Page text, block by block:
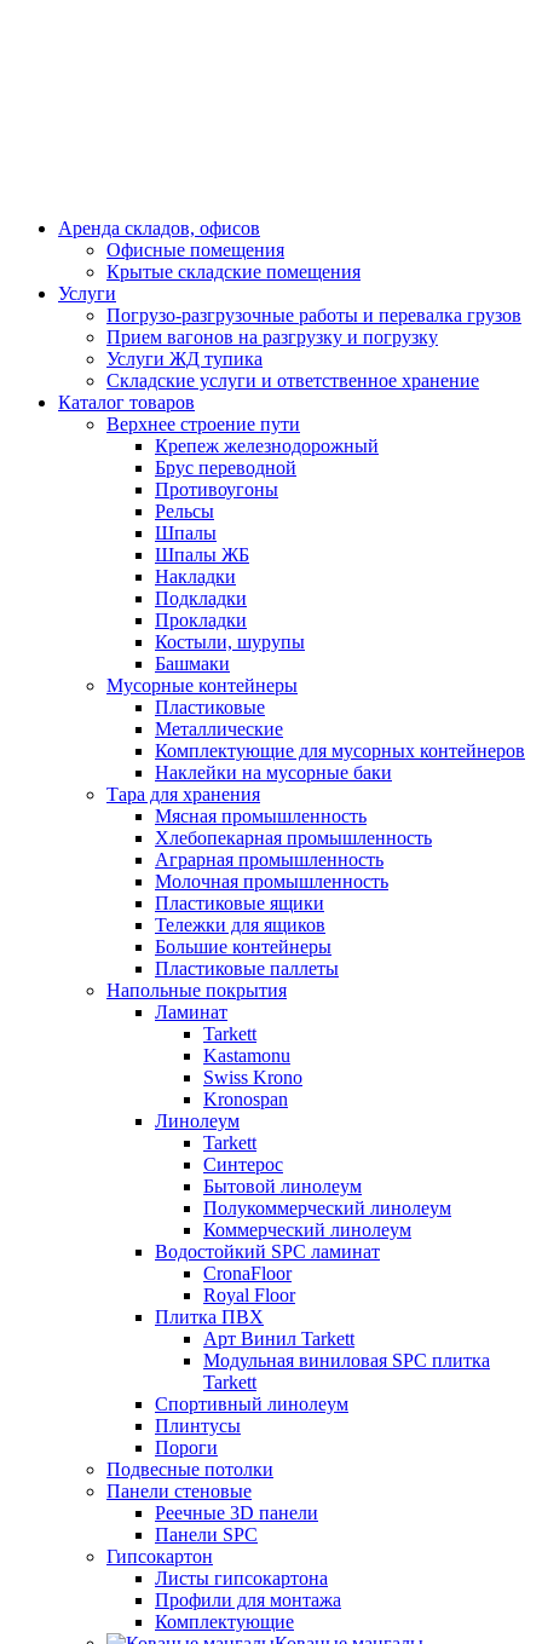
Аренда складов, офисов
Офисные помещения
Крытые складские помещения
Услуги
Погрузо-разгрузочные работы и перевалка грузов
Прием вагонов на разгрузку и погрузку
Услуги ЖД тупика
Складские услуги и ответственное хранение
Каталог товаров
Верхнее строение пути
Крепеж железнодорожный
Брус переводной
Противоугоны
Рельсы
Шпалы
Шпалы ЖБ
Накладки
Подкладки
Прокладки
Костыли, шурупы
Башмаки
Мусорные контейнеры
Пластиковые
Металлические
Комплектующие для мусорных контейнеров
Наклейки на мусорные баки
Тара для хранения
Мясная промышленность
Хлебопекарная промышленность
Аграрная промышленность
Молочная промышленность
Пластиковые ящики
Тележки для ящиков
Большие контейнеры
Пластиковые паллеты
Напольные покрытия
Ламинат
Tarkett
Kastamonu
Swiss Krono
Kronospan
Линолеум
Tarkett
Синтерос
Бытовой линолеум
Полукоммерческий линолеум
Коммерческий линолеум
Водостойкий SPC ламинат
CronaFloor
Royal Floor
Плитка ПВХ
Арт Винил Tarkett
Модульная виниловая SPC плитка
Tarkett
Спортивный линолеум
Плинтусы
Пороги
Подвесные потолки
Панели стеновые
Реечные 3D панели
Панели SPC
Гипсокартон
Листы гипсокартона
Профили для монтажа
Комплектующие